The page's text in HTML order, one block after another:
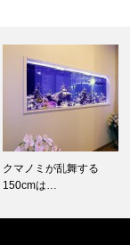
オーバーフロー水槽設
置作業(リ…